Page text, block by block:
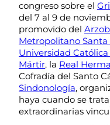
congreso sobre el
del 7 al 9 de
promovido del
Metropolitano Santa
Universidad
Mártir, la Real
Cofradía del Santo
Sindonología,
haya cuando se
extraordinarias